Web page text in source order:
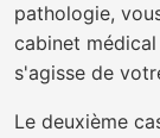
pathologie,
cabinet
s'agisse de
Le deuxième